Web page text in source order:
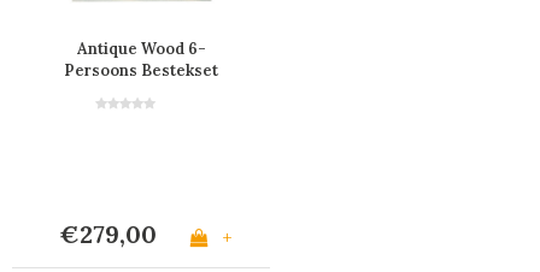
Antique Wood 6-
Persoons Bestekset
Stuks 'Timber Mix' in
€279,00 +